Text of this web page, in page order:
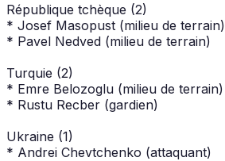
République tchèque (2)
* Josef Masopust (milieu de terrain)
* Pavel Nedved (milieu de terrain)
Turquie (2)
* Emre Belozoglu (milieu de terrain)
* Rustu Recber (gardien)
Ukraine (1)
* Andrei Chevtchenko (attaquant)